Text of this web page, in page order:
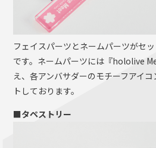
フェイスパーツとネームパーツがセ
です。ネームパーツには『hololive
え、各アンバサダーのモチーフアイ
トしております。
■タペストリー